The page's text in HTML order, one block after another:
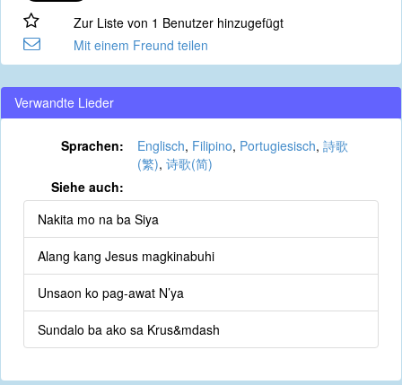
Zur Liste von 1 Benutzer hinzugefügt
Mit einem Freund teilen
Verwandte Lieder
Sprachen: Englisch, Filipino, Portugiesisch, 詩歌
(繁), 诗歌(简)
Siehe auch:
Nakita mo na ba Siya
Alang kang Jesus magkinabuhi
Unsaon ko pag-awat N’ya
Sundalo ba ako sa Krus&mdash